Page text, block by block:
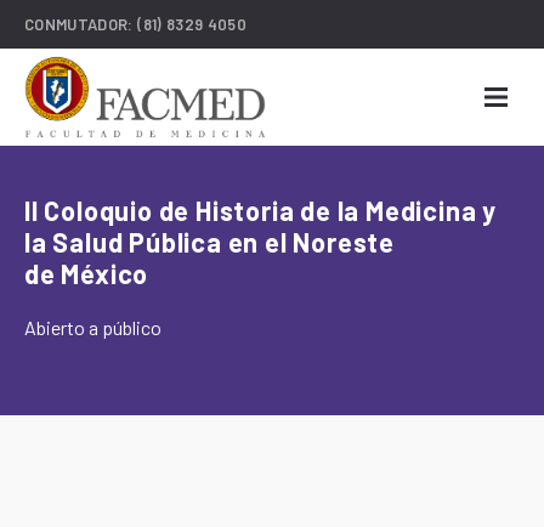
CONMUTADOR:(81) 8329 4050
II Coloquio de Historia de la Medicina y
la Salud Pública en el Noreste
de México
Abierto a público